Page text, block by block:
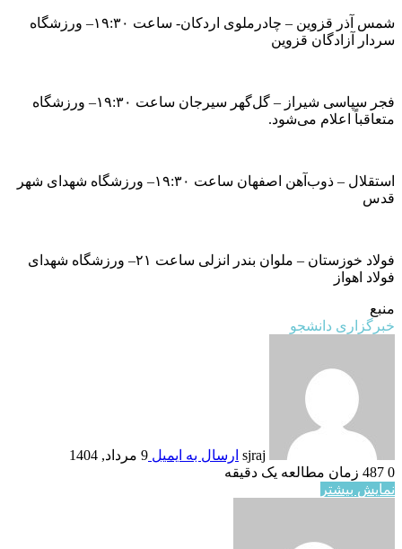
شمس آذر قزوین – چادرملوی اردکان- ساعت ۱۹:۳۰– ورزشگاه
سردار آزادگان قزوین
فجر سپاسی شیراز – گل‌گهر سیرجان ساعت ۱۹:۳۰– ورزشگاه
متعاقباً اعلام می‌شود.
استقلال – ذوب‌آهن اصفهان ساعت ۱۹:۳۰– ورزشگاه شهدای شهر
قدس
فولاد خوزستان – ملوان بندر انزلی ساعت ۲۱– ورزشگاه شهدای
فولاد اهواز
منبع
خبرگزاری دانشجو
sjraj ارسال به ایمیل 9 مرداد, 1404
0
زمان مطالعه یک دقیقه
نمایش بیشتر